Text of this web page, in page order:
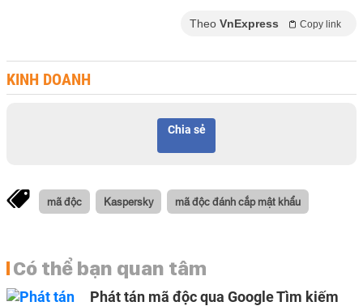
Theo VnExpress Copy link
KINH DOANH
Chia sẻ
mã độc Kaspersky mã độc đánh cắp mật khẩu
Có thể bạn quan tâm
Phát tán mã độc qua Google Tìm kiếm